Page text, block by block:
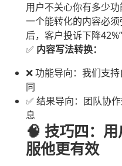
用户不关心你有多少
一个能转化的内容必
后，客户投诉下降42%”
✅ 内容写法转换：
❌ 功能导向：我们支
同
✅ 结果导向：团队协
息
🧠 技巧四：
服他更有效